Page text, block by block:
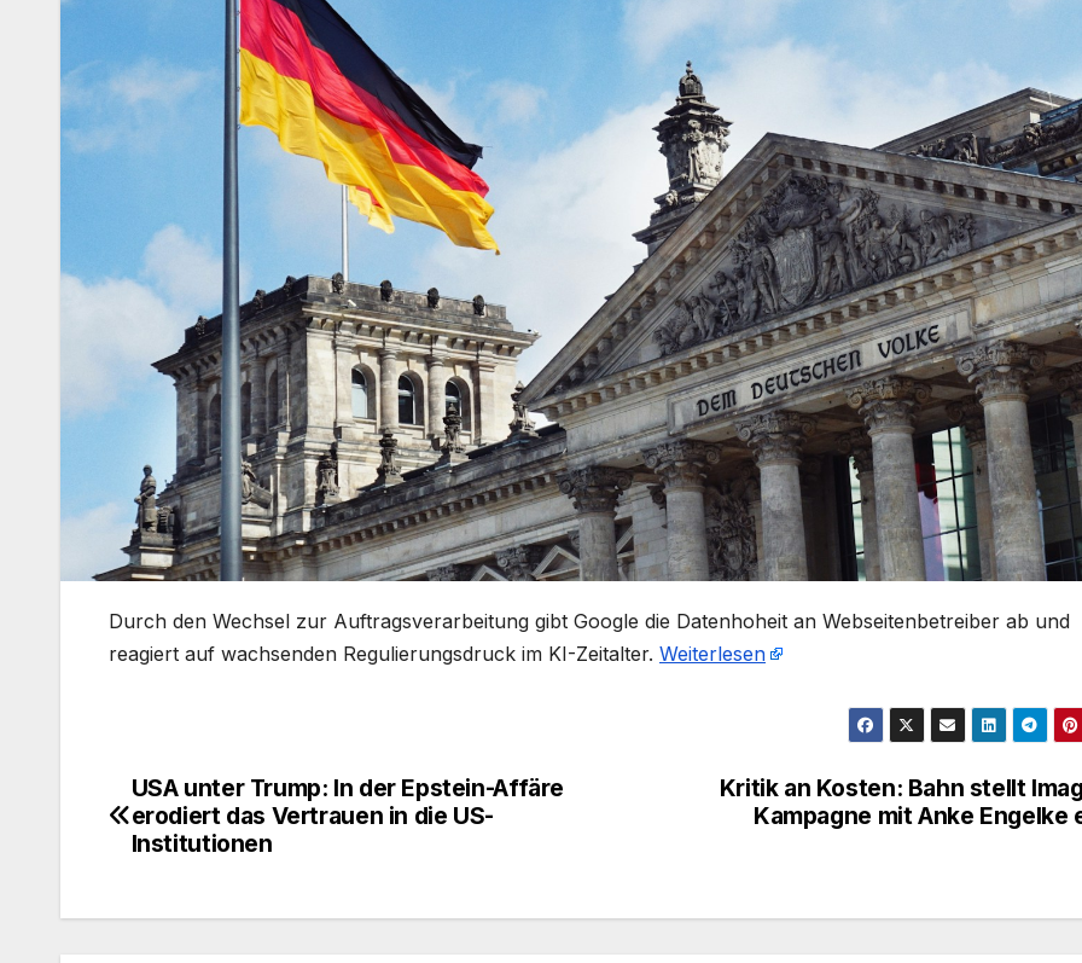
​Durch den Wechsel zur Auftragsverarbeitung gibt Google die Datenhoheit an Webseitenbetreiber ab und
reagiert auf wachsenden Regulierungsdruck im KI-Zeitalter. Weiterlesen
Beitragsnavigation
Kritik an Kosten: Bahn stellt
Kampagne mit Anke Engelke
USA unter Trump: In der Epstein-Affäre
erodiert das Vertrauen in die US-
Institutionen